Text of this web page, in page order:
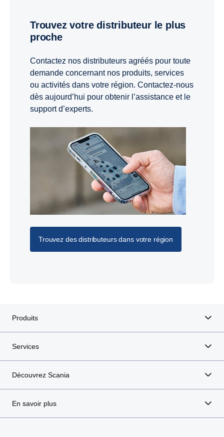
Trouvez votre distributeur le plus
proche
Contactez nos distributeurs agréés pour toute
demande concernant nos produits, services
ou activités dans votre région. Contactez-nous
dès aujourd’hui pour obtenir l’assistance et le
support d’experts.
Trouvez des distributeurs dans votre région
Produits
Services
Découvrez Scania
En savoir plus